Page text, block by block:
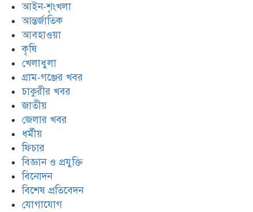
আইন-শৃংখলা
আন্তর্জাতিক
আবহাওয়া
কৃষি
খেলাধুলা
গ্রাম-গঞ্জের খবর
চাকুরীর খবর
জাতীয়
জেলার খবর
ধর্মীয়
ফিচার
বিজ্ঞান ও প্রযুক্তি
বিনোদন
বিশেষ প্রতিবেদন
যোগাযোগ